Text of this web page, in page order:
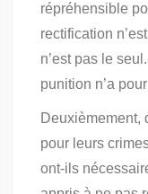
répréhensible
rectification
n’est pas le
punition n’a
Deuxièmement,
pour leurs
ont-ils